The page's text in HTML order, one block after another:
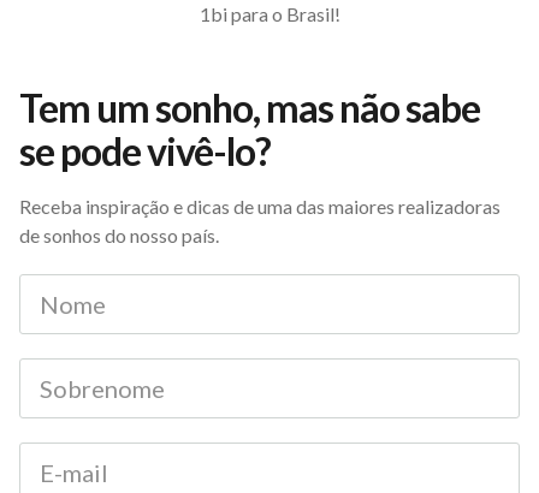
1bi para o Brasil!
Tem um sonho, mas não sabe
se pode vivê-lo?
Receba inspiração e dicas de uma das maiores realizadoras
de sonhos do nosso país.